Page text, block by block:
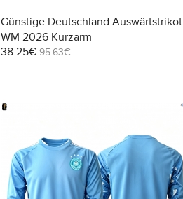
Günstige Deutschland Auswärtstrikot
WM 2026 Kurzarm
38.25€ 95.63€